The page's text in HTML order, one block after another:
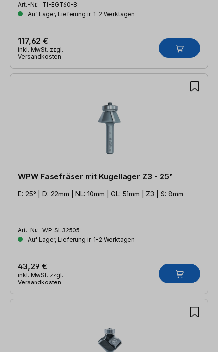
Art.-Nr.: TI-BGT60-8
Auf Lager, Lieferung in 1-2 Werktagen
117,62 €
inkl. MwSt. zzgl.
Versandkosten
WPW Fasefräser mit Kugellager Z3 - 25°
E: 25° | D: 22mm | NL: 10mm | GL: 51mm | Z3 | S: 8mm
Art.-Nr.: WP-SL32505
Auf Lager, Lieferung in 1-2 Werktagen
43,29 €
inkl. MwSt. zzgl.
Versandkosten